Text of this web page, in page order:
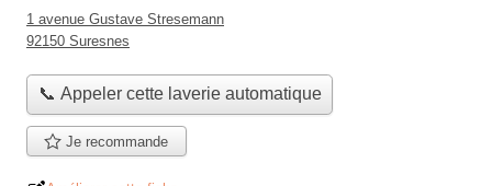
1 avenue Gustave Stresemann
92150 Suresnes
📞 Appeler cette laverie automatique
Je recommande